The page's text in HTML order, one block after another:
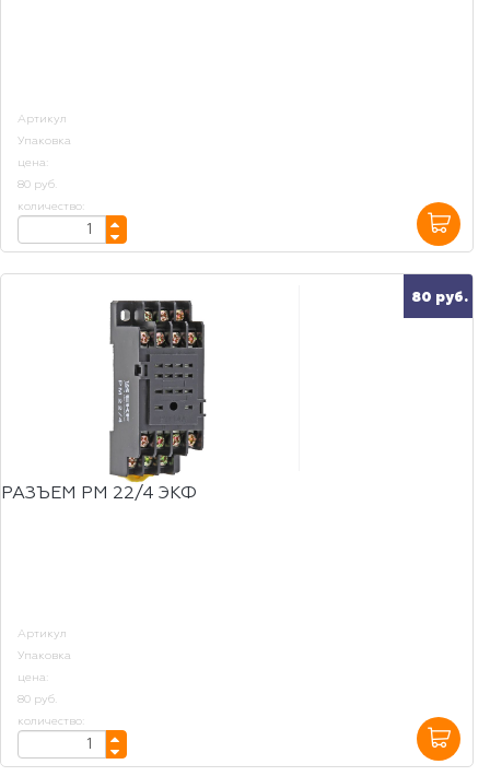
Артикул
Упаковка
цена:
80 руб.
количество:
80 руб.
РАЗЪЕМ РМ 22/4 ЭКФ
Артикул
Упаковка
цена:
80 руб.
количество: